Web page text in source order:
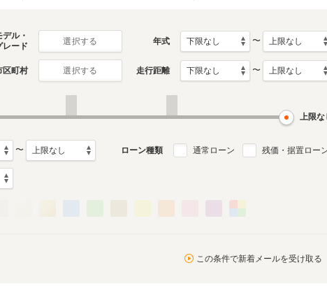
見る
デル・
レード
選択する 年式 〜
区町村 選択する 走行距離 〜
上限な
〜 ローン種類 通常ローン 残価・据置ロー
この条件で新着メールを受け取る